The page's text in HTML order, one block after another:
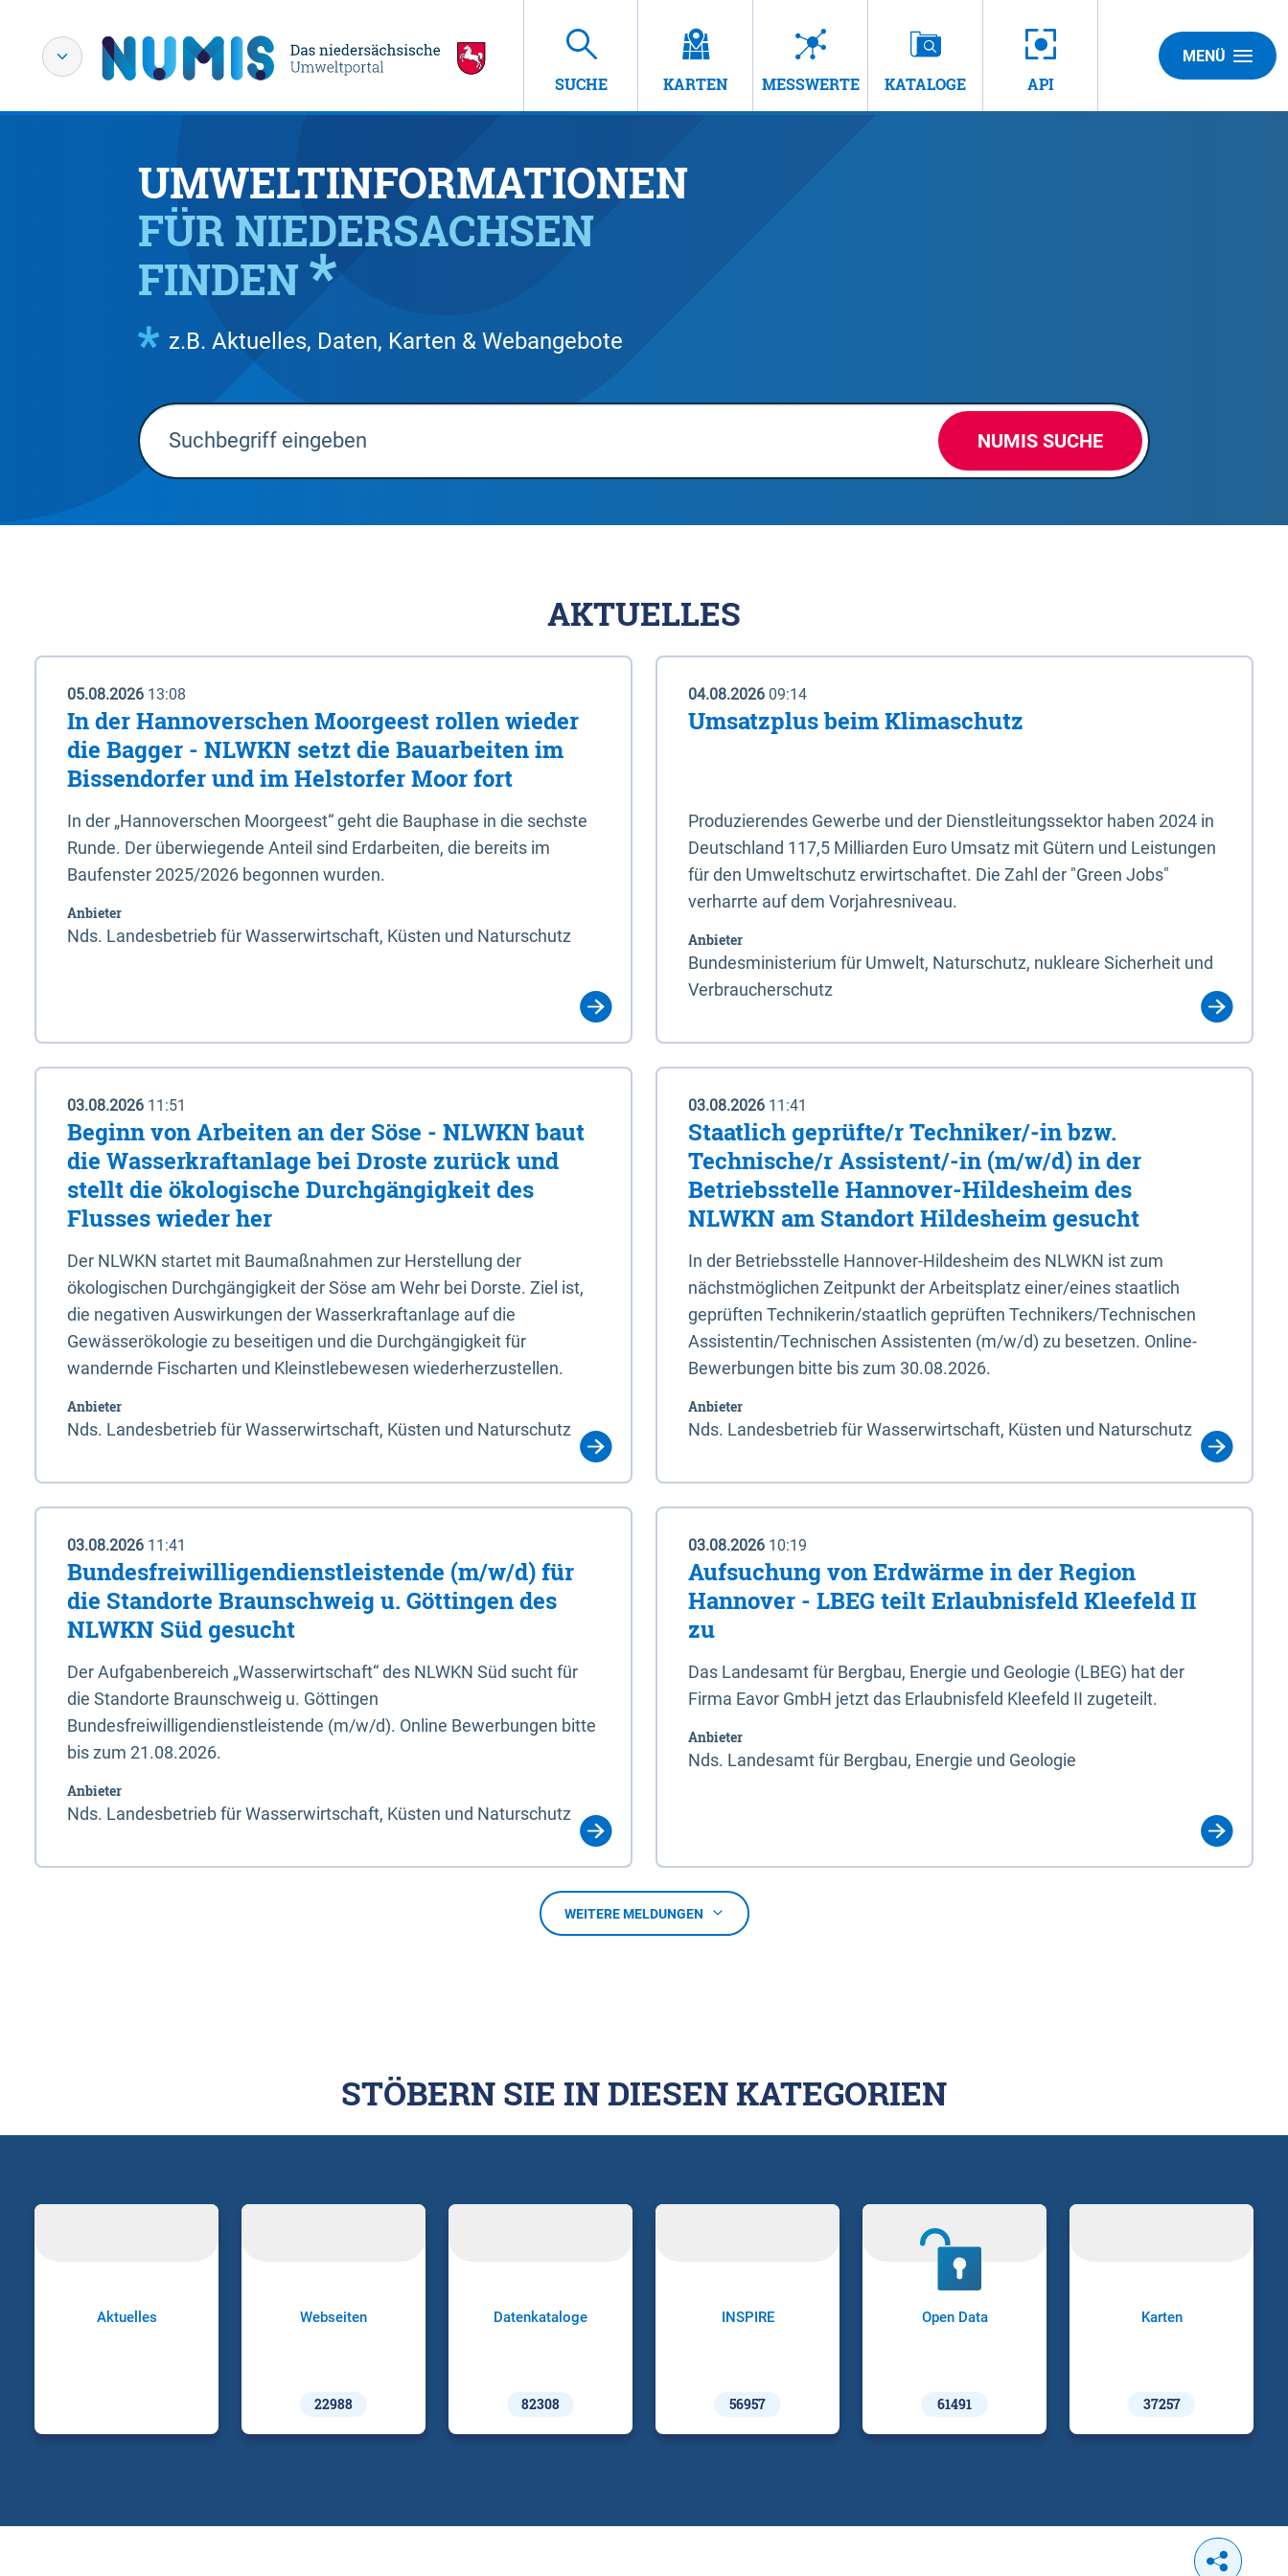
SUCHE KARTEN MESSWERTE KATALOGE API
MENÜ
UMWELTINFORMATIONEN
FÜR NIEDERSACHSEN
FINDEN
z.B. Aktuelles, Daten, Karten & Webangebote
NUMIS SUCHE
AKTUELLES
05.08.2026 13:08
In der Hannoverschen Moorgeest rollen wieder
die Bagger - NLWKN setzt die Bauarbeiten im
Bissendorfer und im Helstorfer Moor fort
In der „Hannoverschen Moorgeest“ geht die Bauphase in die sechste
Runde. Der überwiegende Anteil sind Erdarbeiten, die bereits im
Baufenster 2025/2026 begonnen wurden.
Anbieter
Nds. Landesbetrieb für Wasserwirtschaft, Küsten und Naturschutz
04.08.2026 09:14
Umsatzplus beim Klimaschutz
Produzierendes Gewerbe und der Dienstleitungssektor haben 2024 in
Deutschland 117,5 Milliarden Euro Umsatz mit Gütern und Leistungen
für den Umweltschutz erwirtschaftet. Die Zahl der "Green Jobs"
verharrte auf dem Vorjahresniveau.
Anbieter
Bundesministerium für Umwelt, Naturschutz, nukleare Sicherheit und
Verbraucherschutz
03.08.2026 11:51
Beginn von Arbeiten an der Söse - NLWKN baut
die Wasserkraftanlage bei Droste zurück und
stellt die ökologische Durchgängigkeit des
Flusses wieder her
Der NLWKN startet mit Baumaßnahmen zur Herstellung der
ökologischen Durchgängigkeit der Söse am Wehr bei Dorste. Ziel ist,
die negativen Auswirkungen der Wasserkraftanlage auf die
Gewässerökologie zu beseitigen und die Durchgängigkeit für
wandernde Fischarten und Kleinstlebewesen wiederherzustellen.
Anbieter
Nds. Landesbetrieb für Wasserwirtschaft, Küsten und Naturschutz
03.08.2026 11:41
Staatlich geprüfte/r Techniker/-in bzw.
Technische/r Assistent/-in (m/w/d) in der
Betriebsstelle Hannover-Hildesheim des
NLWKN am Standort Hildesheim gesucht
In der Betriebsstelle Hannover-Hildesheim des NLWKN ist zum
nächstmöglichen Zeitpunkt der Arbeitsplatz einer/eines staatlich
geprüften Technikerin/staatlich geprüften Technikers/Technischen
Assistentin/Technischen Assistenten (m/w/d) zu besetzen. Online-
Bewerbungen bitte bis zum 30.08.2026.
Anbieter
Nds. Landesbetrieb für Wasserwirtschaft, Küsten und Naturschutz
03.08.2026 11:41
Bundesfreiwilligendienstleistende (m/w/d) für
die Standorte Braunschweig u. Göttingen des
NLWKN Süd gesucht
Der Aufgabenbereich „Wasserwirtschaft“ des NLWKN Süd sucht für
die Standorte Braunschweig u. Göttingen
Bundesfreiwilligendienstleistende (m/w/d). Online Bewerbungen bitte
bis zum 21.08.2026.
Anbieter
Nds. Landesbetrieb für Wasserwirtschaft, Küsten und Naturschutz
03.08.2026 10:19
Aufsuchung von Erdwärme in der Region
Hannover - LBEG teilt Erlaubnisfeld Kleefeld II
zu
Das Landesamt für Bergbau, Energie und Geologie (LBEG) hat der
Firma Eavor GmbH jetzt das Erlaubnisfeld Kleefeld II zugeteilt.
Anbieter
Nds. Landesamt für Bergbau, Energie und Geologie
WEITERE MELDUNGEN
STÖBERN SIE IN DIESEN KATEGORIEN
Aktuelles Webseiten
22988
Datenkataloge
82308
INSPIRE
56957
Open Data
61491
Karten
37257